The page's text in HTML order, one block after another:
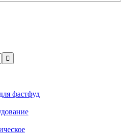

фастфуд